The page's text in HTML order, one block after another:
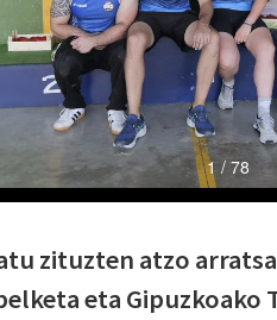
zituzten atzo
eta Gipuzkoako